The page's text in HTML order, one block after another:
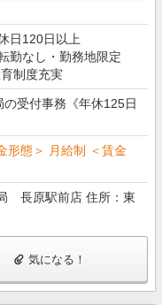
日120日以上
勤なし・勤務地限定
制度充実
の受付事務《年休125日
形態＞ 月給制 ＜賃金
長原駅前店 住所：東
気になる！